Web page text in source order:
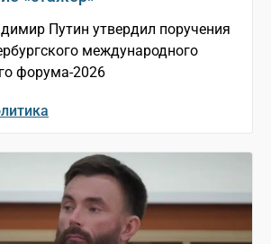
Путин утвердил поручения
международного
форума-2026